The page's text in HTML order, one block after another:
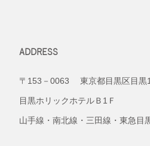
ADDRESS
〒153－0063 東京都目黒区目黒
目黒ホリックホテルＢ1Ｆ
山手線・南北線・三田線・東急